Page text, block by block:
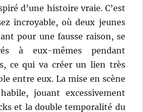
d’une histoire vraie. C’est
incroyable, où deux jeunes
pour une fausse raison, se
à eux-mêmes pendant
ce qui va créer un lien très
entre eux. La mise en scène
jouant excessivement
et la double temporalité du